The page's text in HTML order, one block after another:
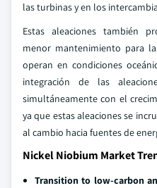
las turbinas y en los
Estas aleaciones también
menor mantenimiento para
operan en condiciones
integración de las
simultáneamente con el
ya que estas aleaciones se
al cambio hacia fuentes de
Nickel Niobium Market
Transition to low-carbon